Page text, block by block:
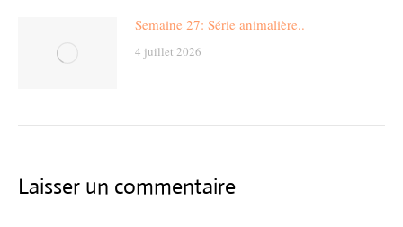
Semaine 27: Série animalière..
4 juillet 2026
Laisser un commentaire